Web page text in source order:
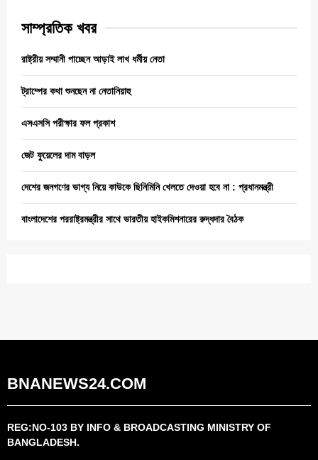
সাম্প্রতিক খবর
রাষ্ট্রীয় সম্মানী পাচ্ছেন আড়াই লাখ ধর্মীয় নেতা
ট্রাম্পের কথা শুনছেন না নেতানিয়াহু
এসএসসি পরীক্ষার ফল প্রকাশ
জেট ফুয়েলের দাম বাড়ল
দেশের জনগণের ভাগ্য নিয়ে কাউকে ছিনিমিনি খেলতে দেওয়া হবে না : প্রধানমন্ত্রী
বাংলাদেশের পররাষ্ট্রমন্ত্রীর সাথে ভারতীয় হাইকমিশনারের রুদ্ধদার বৈঠক
BNANEWS24.COM
REG:NO-103 BY INFO & BROADCASTING MINISTRY OF
BANGLADESH.